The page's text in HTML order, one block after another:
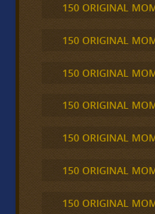
150 ORIGINAL
150 ORIGINAL
150 ORIGINAL
150 ORIGINAL
150 ORIGINAL
150 ORIGINAL
150 ORIGINAL